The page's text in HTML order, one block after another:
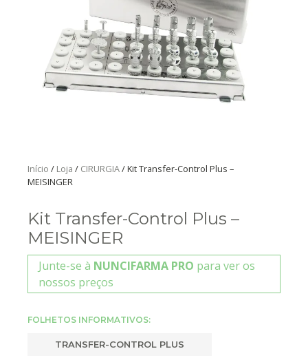
Início / Loja / CIRURGIA/ Kit Transfer-Control Plus –
MEISINGER
Kit Transfer-Control Plus –
MEISINGER
Junte-se à NUNCIFARMA PRO para ver os
nossos preços
FOLHETOS INFORMATIVOS:
TRANSFER-CONTROL PLUS